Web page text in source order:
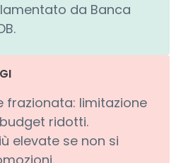
da Banca
frazionata: limitazione
ridotti.
elevate se non si